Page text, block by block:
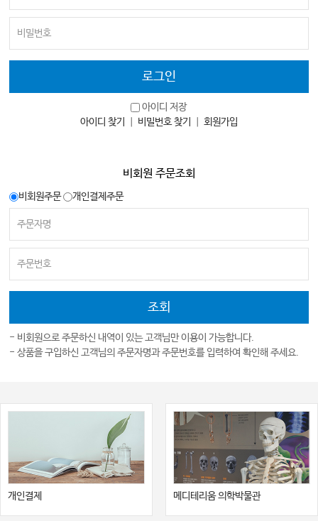
아이디 저장
아이디 찾기
비밀번호 찾기 회원가입
비회원 주문조회
비회원주문 개인결제주문
- 비회원으로 주문하신 내역이 있는 고객님만 이용이 가능합니다.
- 상품을 구입하신 고객님의 주문자명과 주문번호를 입력하여 확인해 주세요.
개인결제 메디테리움 의학박물관